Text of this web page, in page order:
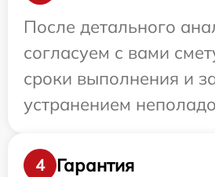
После детального
согласуем с вами
сроки выполнения и
устранением
4
Гарантия